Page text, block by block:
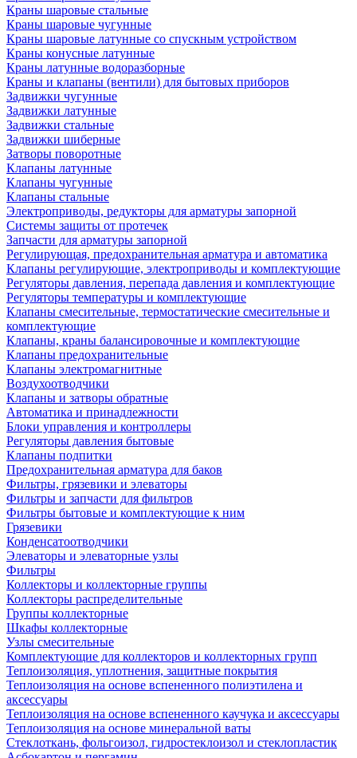
Краны шаровые стальные
Краны шаровые чугунные
Краны шаровые латунные со спускным устройством
Краны конусные латунные
Краны латунные водоразборные
Краны и клапаны (вентили) для бытовых приборов
Задвижки чугунные
Задвижки латунные
Задвижки стальные
Задвижки шиберные
Затворы поворотные
Клапаны латунные
Клапаны чугунные
Клапаны стальные
Электроприводы, редукторы для арматуры запорной
Системы защиты от протечек
Запчасти для арматуры запорной
Регулирующая, предохранительная арматура и автоматика
Клапаны регулирующие, электроприводы и комплектующие
Регуляторы давления, перепада давления и комплектующие
Регуляторы температуры и комплектующие
Клапаны смесительные, термостатические смесительные и
комплектующие
Клапаны, краны балансировочные и комплектующие
Клапаны предохранительные
Клапаны электромагнитные
Воздухоотводчики
Клапаны и затворы обратные
Автоматика и принадлежности
Блоки управления и контроллеры
Регуляторы давления бытовые
Клапаны подпитки
Предохранительная арматура для баков
Фильтры, грязевики и элеваторы
Фильтры и запчасти для фильтров
Фильтры бытовые и комплектующие к ним
Грязевики
Конденсатоотводчики
Элеваторы и элеваторные узлы
Фильтры
Коллекторы и коллекторные группы
Коллекторы распределительные
Группы коллекторные
Шкафы коллекторные
Узлы смесительные
Комплектующие для коллекторов и коллекторных групп
Теплоизоляция, уплотнения, защитные покрытия
Теплоизоляция на основе вспененного полиэтилена и
аксессуары
Теплоизоляция на основе вспененного каучука и аксессуары
Теплоизоляция на основе минеральной ваты
Стеклоткань, фольгоизол, гидростеклоизол и стеклопластик